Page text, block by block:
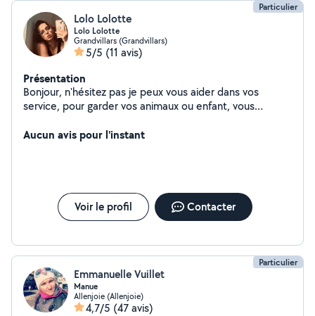
Particulier
Lolo Lolotte
Lolo Lolotte
Grandvillars (Grandvillars)
5/5 (11 avis)
Présentation
Bonjour, n'hésitez pas je peux vous aider dans vos
service, pour garder vos animaux ou enfant, vous
courses ect n'hésitez pas
Aucun avis pour l'instant
Voir le profil Contacter
Particulier
Emmanuelle Vuillet
Manue
Allenjoie (Allenjoie)
4,7/5 (47 avis)